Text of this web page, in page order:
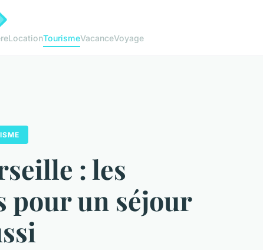
LocationTourismeVacanceVoyage
: les
pour un séjour